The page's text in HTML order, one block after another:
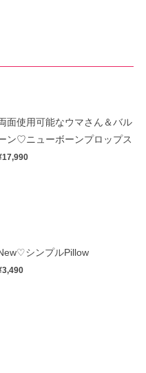
面使用可能なウマさん＆バル
ン♡ニューボーンプロップス
シンプルPillow